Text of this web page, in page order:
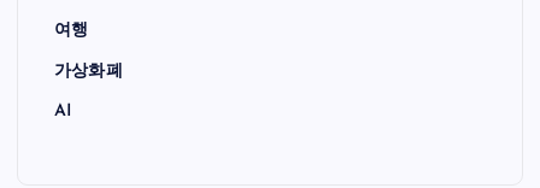
여행
가상화폐
AI